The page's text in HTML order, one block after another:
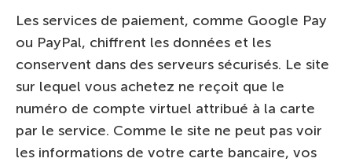
Les services de paiement, comme Google Pay
ou PayPal, chiffrent les données et les
conservent dans des serveurs sécurisés. Le site
sur lequel vous achetez ne reçoit que le
numéro de compte virtuel attribué à la carte
par le service. Comme le site ne peut pas voir
les informations de votre carte bancaire, vos